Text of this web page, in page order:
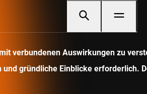
verbundenen Auswirkungen zu
gründliche Einblicke erforderlich.